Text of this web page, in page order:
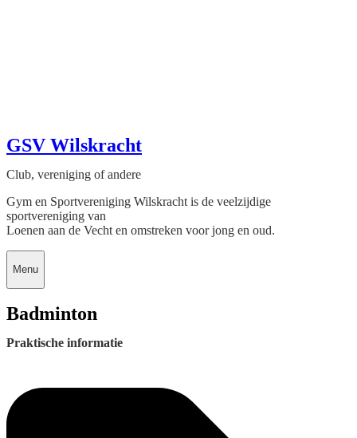
GSV Wilskracht
Club, vereniging of andere
Gym en Sportvereniging Wilskracht is de veelzijdige
sportvereniging van
Loenen aan de Vecht en omstreken voor jong en oud.
Menu
Badminton
Praktische informatie